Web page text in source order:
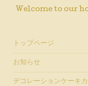
Welcome to our
トップページ
お知らせ
デコレーションケーキ